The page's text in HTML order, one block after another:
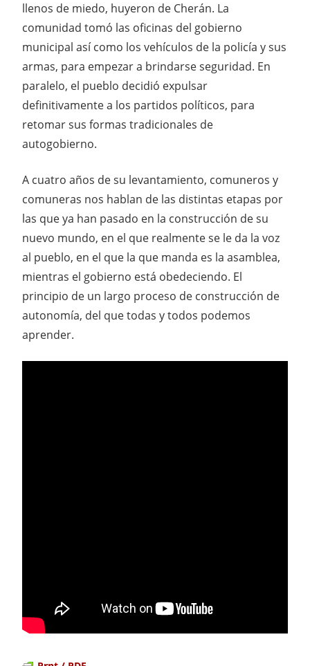
llenos de miedo, huyeron de Cherán. La
comunidad tomó las oficinas del gobierno
municipal así como los vehículos de la policía y sus
armas, para empezar a brindarse seguridad. En
paralelo, el pueblo decidió expulsar
definitivamente a los partidos políticos, para
retomar sus formas tradicionales de
autogobierno.
A cuatro años de su levantamiento, comuneros y
comuneras nos hablan de las distintas etapas por
las que ya han pasado en la construcción de su
nuevo mundo, en el que realmente se le da la voz
al pueblo, en el que la que manda es la asamblea,
mientras el gobierno está obedeciendo. El
principio de un largo proceso de construcción de
autonomía, del que todas y todos podemos
aprender.